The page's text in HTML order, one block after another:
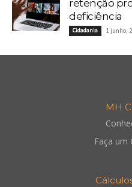
retenção
deficiência
Cidadania 1 junho,
MH
Faça um